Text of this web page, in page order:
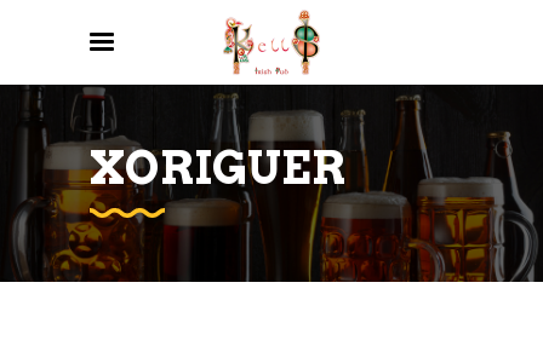
XORIGUER